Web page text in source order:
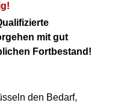
mit gut
Fortbestand!
den Bedarf,